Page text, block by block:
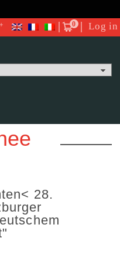
0 Log in
28.